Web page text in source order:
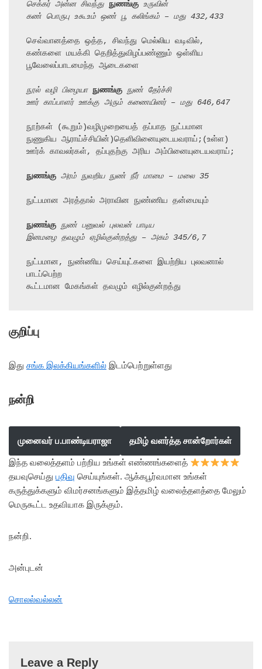
செக்கர் அன்ன சிவந்து நுணங்கு உருவின்
கண் பொருபு உகூஉம் ஒண் பூ கலிங்கம் – மது 432,433
செவ்வானத்தை ஒத்த, சிவந்து மெல்லிய வடிவில்,
கண்களை மயக்கி தெறித்துவிழப்பண்ணும் ஒள்ளிய
பூவேலைப்பாடமைந்த ஆடைகளை
நூல் வழி பிழையா நுணங்கு நுண் தேர்ச்சி
ஊர் காப்பாளர் ஊக்கு அரும் கணையினர் – மது 646,647
நூற்கள் (கூறும்)வழிமுறையைத் தப்பாத நுட்பமான
நுணுகிய ஆராய்ச்சியின்)தெளிவினையுடையவராய்;(உள்ள)
ஊர்க் காவலர்கள், தப்புதற்கு அரிய அம்பினையுடையவராய்;
நுணங்கு அரம் நுவறிய நுண் நீர் மாமை – மலை 35
நுட்பமான அரத்தால் அராவின நுண்ணிய தன்மையும்
நுணங்கு நுண் பனுவல் புலவன் பாடிய
இனமழை தவழும் ஏழில்குன்றத்து – அகம் 345/6,7
நுட்பமான, நுண்ணிய செய்யுட்களை இயற்றிய புலவனால்
பாடப்பெற்ற
குறிப்பு
இது சங்க இலக்கியங்களில் இடம்பெற்றுள்ளது
நன்றி
முனைவர் ப.பாண்டியராஜா தமிழ் வளர்த்த சான்றோர்கள்
இந்த வலைத்தளம் பற்றிய உங்கள் எண்ணங்களைத்
தயவுசெய்து பதிவு செய்யுங்கள். ஆக்கபூர்வமான உங்கள்
கருத்துக்களும் விமர்சனங்களும் இத்தமிழ் வலைத்தளத்தை மேலும்
மெருகூட்ட உதவியாக இருக்கும்.
நன்றி.
அன்புடன்
சொலல்வல்லன்
Leave a Reply